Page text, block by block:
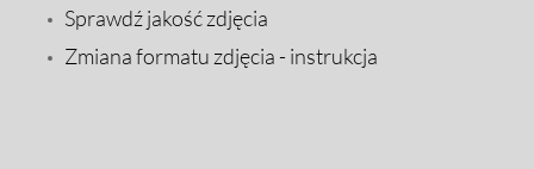
Sprawdź jakość zdjęcia
Zmiana formatu zdjęcia - instrukcja